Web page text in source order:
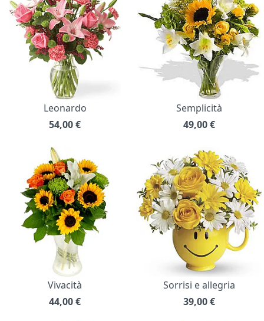
Leonardo
54,00€
Semplicità
49,00€
Vivacità
44,00€
Sorrisi e allegria
39,00€